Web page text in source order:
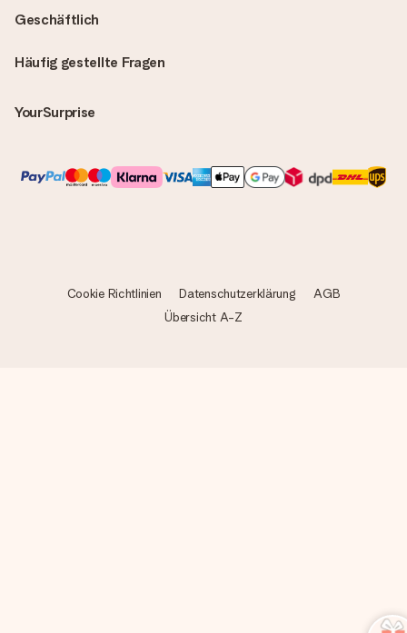
Häufig gestellte Fragen
YourSurprise
Geschäftlich
Cookie Richtlinien Datenschutzerklärung
AGB
Übersicht A-Z